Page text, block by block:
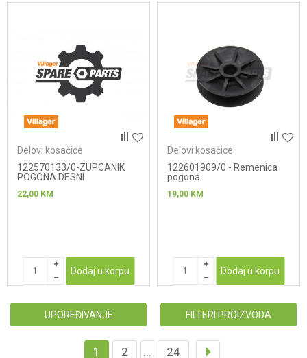
Delovi kosačice
122570133/0-ZUPCANIK
POGONA DESNI
22,00 KM
Dodaj u korpu
Delovi kosačice
122601909/0 - Remenica
pogona
19,00 KM
Dodaj u korpu
UPOREĐIVANJE FILTERI PROIZVODA
1 2 ... 24